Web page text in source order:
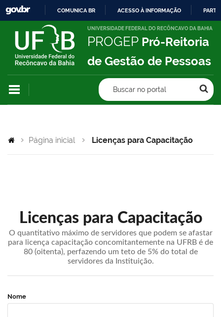
IR
PARA
CONTEÚDO
COMUNICA BR ACESSO À INFORMAÇÃO
UNIVERSIDADE FEDERAL DO RECÔNCAVO DA BAHIA
PROGEP Pró-Reitoria
de Gestão de Pessoas
Buscar no portal
Página inicial Licenças para Capacitação
Licenças para Capacitação
O quantitativo máximo de servidores que podem se afastar
para licença capacitação concomitantemente na UFRB é de
80 (oitenta), perfazendo um teto de 5% do total de
servidores da Instituição.
Nome